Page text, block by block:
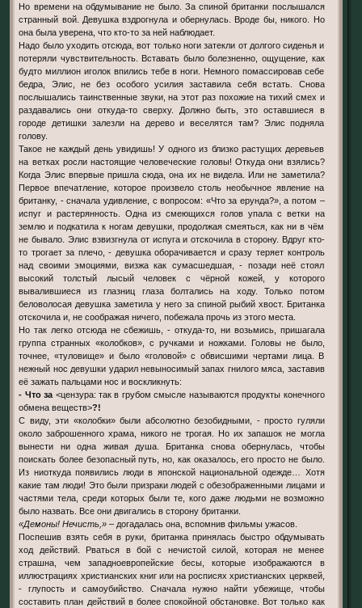
Но времени на обдумывание не было. За спиной британки послышался
странный вой. Девушка вздрогнула и обернулась. Вроде бы, никого. Но
она была уверена, что кто-то за ней наблюдает.
Надо было уходить отсюда, вот только ноги затекли от долгого сиденья и
потеряли чувствительность. Вставать было болезненно, ощущение, как
будто миллион иголок впились тебе в ноги. Немного помассировав себе
бедра, Элис, не без особого усилия заставила себя встать. Снова
послышались таинственные звуки, на этот раз похожие на тихий смех и
раздавались они откуда-то сверху. Должно быть, это оставшиеся в
городе детишки залезли на дерево и веселятся там? Элис подняла
голову.
Такое не каждый день увидишь! У одного из близко растущих деревьев
на ветках росли настоящие человеческие головы! Откуда они взялись?
Когда Элис впервые пришла сюда, она их не видела. Или не заметила?
Первое впечатление, которое произвело столь необычное явление на
британку, - сначала удивление, с вопросом: «Что за ерунда?», а потом –
испуг и растерянность. Одна из смеющихся голов упала с ветки на
землю и подкатила к ногам девушки, продолжая смеяться, как ни в чём
не бывало. Элис взвизгнула от испуга и отскочила в сторону. Вдруг кто-
то трогает за плечо, - девушка оборачивается и сразу теряет контроль
над своими эмоциями, визжа как сумасшедшая, - позади неё стоял
высокий толстый лысый человек с чёрной кожей, у которого
вывалившиеся из глазниц глаза болтались на ходу. Только потом
беловолосая девушка заметила у него за спиной рыбий хвост. Британка
отскочила и, не соображая ничего, побежала прочь из этого места.
Но так легко отсюда не сбежишь, - откуда-то, ни возьмись, пришагала
группа странных «колобков», с ручками и ножками. Головы не было,
точнее, «туловище» и было «головой» с обвисшими чертами лица. В
нежный нос девушки ударил невыносимый запах гнилого мяса, заставив
её зажать пальцами нос и воскликнуть:
- Что за <цензура: так в грубом смысле называются продукты конечного
обмена веществ>?!
С виду, эти «колобки» были абсолютно безобидными, - просто гуляли
около заброшенного храма, никого не трогая. Но их запашок не могла
вынести ни одна живая душа. Британка снова обернулась, чтобы
поискать более безопасный путь, но, как оказалось, его просто не было.
Из ниоткуда появились люди в японской национальной одежде… Хотя
какие там люди! Это были призраки людей с обезображенными лицами и
частями тела, среди которых были те, кого даже людьми не возможно
было назвать. Все они двигались в сторону британки.
«Демоны! Нечисть,» – догадалась она, вспомнив фильмы ужасов.
Поспешив взять себя в руки, британка принялась быстро обдумывать
ход действий. Рваться в бой с нечистой силой, которая не менее
страшна, чем западноевропейские бесы, которые изображаются в
иллюстрациях христианских книг или на росписях христианских церквей,
- глупость и самоубийство. Сначала нужно найти убежище, чтобы
составить план действий в более спокойной обстановке. Вот только как